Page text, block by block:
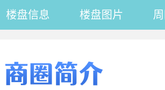
楼盘信息 楼盘图片